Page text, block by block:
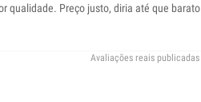
qualidade. Preço justo, diria até que
Avaliações reais